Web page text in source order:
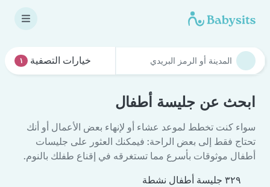
خيارات التصفية ١
ابحث عن جليسة أطفال
سواء كنت تخطط لموعد عشاء أو لإنهاء بعض الأعمال أو أنك
تحتاج فقط إلى بعض الراحة: فيمكنك العثور على جليسات
أطفال موثوقات بأسرع مما تستغرقه في إقناع طفلك بالنوم.
٣٢٩ جليسة أطفال نشطة